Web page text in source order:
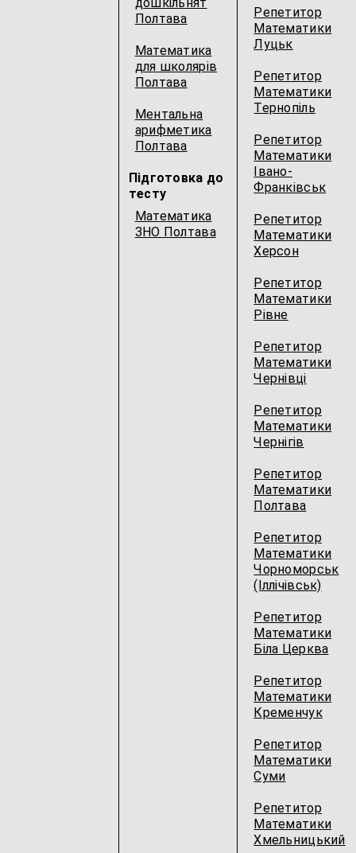
Полтава
Математика
для школярів
Полтава
Ментальна
арифметика
Полтава
Підготовка до
тесту
Математика
ЗНО Полтава
Репетитор
Математики
Луцьк
Репетитор
Математики
Тернопіль
Репетитор
Математики
Івано-
Франківськ
Репетитор
Математики
Херсон
Репетитор
Математики
Рівне
Репетитор
Математики
Чернівці
Репетитор
Математики
Чернігів
Репетитор
Математики
Полтава
Репетитор
Математики
Чорноморськ
(Іллічівськ)
Репетитор
Математики
Біла Церква
Репетитор
Математики
Кременчук
Репетитор
Математики
Суми
Репетитор
Математики
Хмельницький